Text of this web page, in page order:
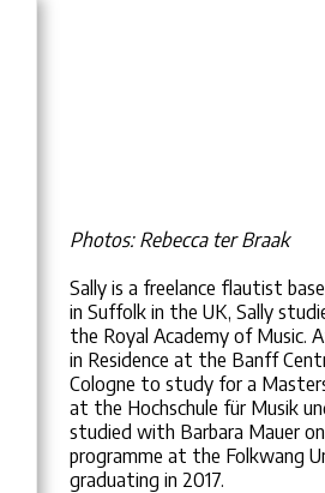
Photos: Rebecca ter Braak
Sally is a freelance flautist
in Suffolk in the UK, Sally
the Royal Academy of Music.
in Residence at the Banff
Cologne to study for a
at the Hochschule für Musik
studied with Barbara Mauer
programme at the Folkwang
graduating in 2017.